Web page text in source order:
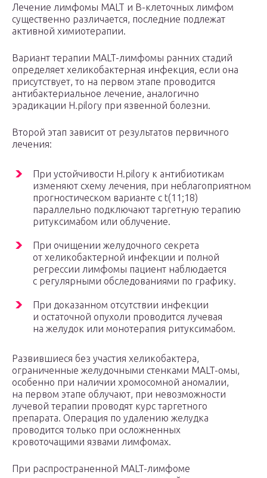
Лечение лимфомы MALT и В-клеточных лимфом
существенно различается, последние подлежат
активной химиотерапии.
Вариант терапии MALT-лимфомы ранних стадий
определяет хеликобактерная инфекция, если она
присутствует, то на первом этапе проводится
антибактериальное лечение, аналогично
эрадикации H.pilory при язвенной болезни.
Второй этап зависит от результатов первичного
лечения:
При устойчивости H.pilory к антибиотикам
изменяют схему лечения, при неблагоприятном
прогностическом варианте с t(11;18)
параллельно подключают таргетную терапию
ритуксимабом или облучение.
При очищении желудочного секрета
от хеликобактерной инфекции и полной
регрессии лимфомы пациент наблюдается
с регулярными обследованиями по графику.
При доказанном отсутствии инфекции
и остаточной опухоли проводится лучевая
на желудок или монотерапия ритуксимабом.
Развившиеся без участия хеликобактера,
ограниченные желудочными стенками MALT-омы,
особенно при наличии хромосомной аномалии,
на первом этапе облучают, при невозможности
лучевой терапии проводят курс таргетного
препарата. Операция по удалению желудка
проводится только при осложненных
кровоточащими язвами лимфомах.
При распространенной MALT-лимфоме